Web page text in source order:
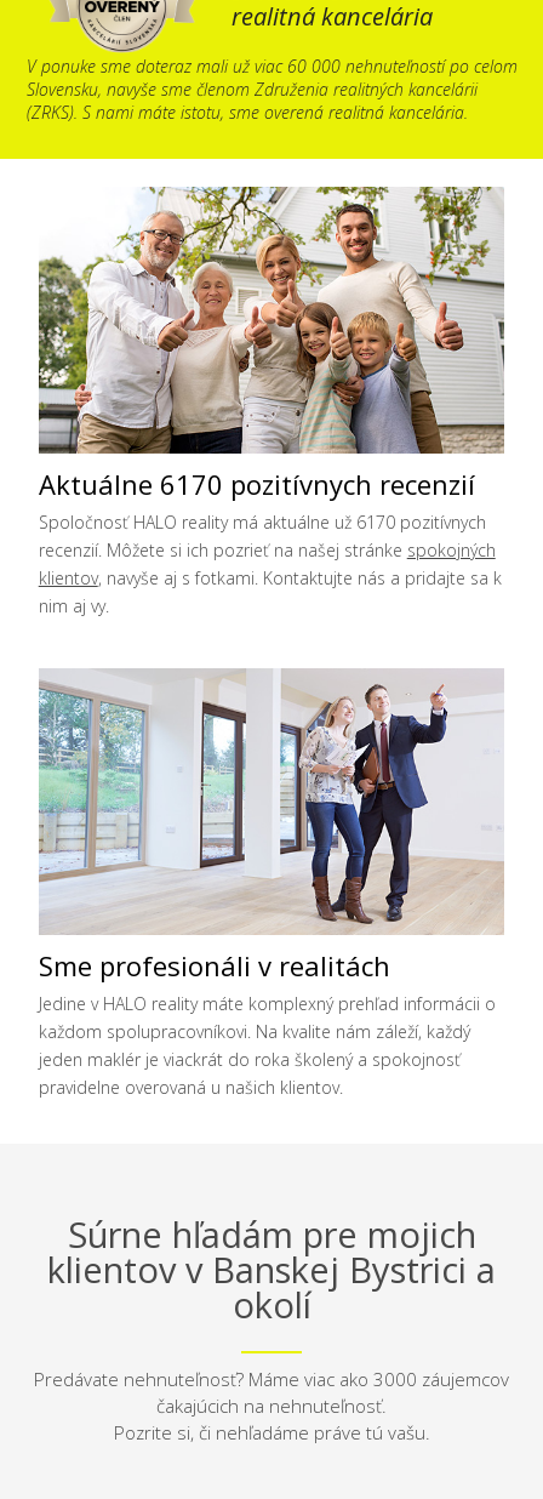
realitná kancelária
V ponuke sme doteraz mali už viac 60 000 nehnuteľností po celom
Slovensku, navyše sme členom Združenia realitných kancelárii
(ZRKS). S nami máte istotu, sme overená realitná kancelária.
Aktuálne 6170 pozitívnych recenzií
Spoločnosť HALO reality má aktuálne už 6170 pozitívnych
recenzií. Môžete si ich pozrieť na našej stránke spokojných
klientov, navyše aj s fotkami. Kontaktujte nás a pridajte sa k
nim aj vy.
Sme profesionáli v realitách
Jedine v HALO reality máte komplexný prehľad informácii o
každom spolupracovníkovi. Na kvalite nám záleží, každý
jeden maklér je viackrát do roka školený a spokojnosť
pravidelne overovaná u našich klientov.
Súrne hľadám pre mojich
klientov v Banskej Bystrici a
okolí
Predávate nehnuteľnosť? Máme viac ako 3000 záujemcov
čakajúcich na nehnuteľnosť.
Pozrite si, či nehľadáme práve tú vašu.